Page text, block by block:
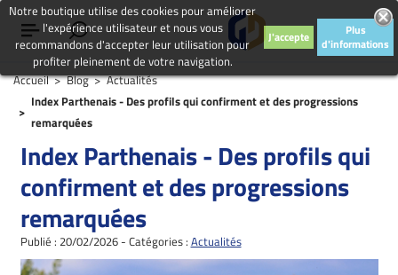
Accueil Blog
Actualités
Index Parthenais - Des profils qui confirment et des progressions
remarquées
Index Parthenais - Des profils qui
confirment et des progressions
remarquées
Publié : 20/02/2026 - Catégories : Actualités
Notre boutique utilise des cookies pour améliorer
l'expérience utilisateur et nous vous
recommandons d'accepter leur utilisation pour
profiter pleinement de votre navigation.
J'accepte
Plus
d'informations